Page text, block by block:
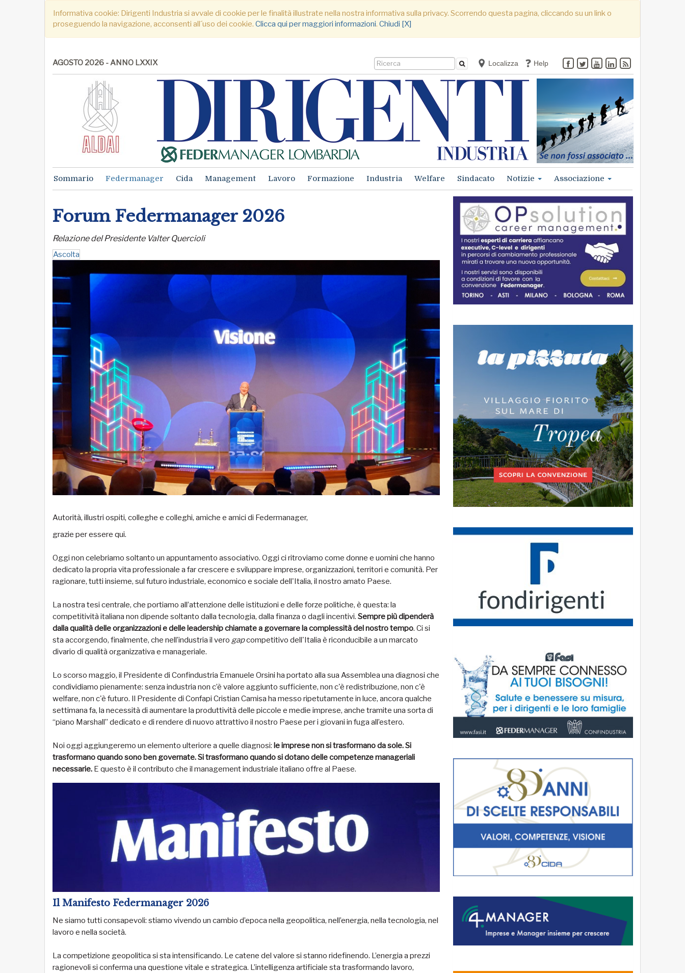
Informativa cookie: Dirigenti Industria si avvale di cookie per le finalità illustrate nella nostra informativa sulla privacy. Scorrendo questa pagina, cliccando su un link o
proseguendo la navigazione, acconsenti all´uso dei cookie. Clicca qui per maggiori informazioni. Chiudi [X]
AGOSTO 2026 - ANNO LXXIX Localizza Help
Sommario Federmanager Cida Management Lavoro Formazione Industria Welfare Sindacato Notizie Associazione
Forum Federmanager 2026
Relazione del Presidente Valter Quercioli
Ascolta
Autorità, illustri ospiti, colleghe e colleghi, amiche e amici di Federmanager,
grazie per essere qui.
Oggi non celebriamo soltanto un appuntamento associativo. Oggi ci ritroviamo come donne e uomini che hanno
dedicato la propria vita professionale a far crescere e sviluppare imprese, organizzazioni, territori e comunità. Per
ragionare, tutti insieme, sul futuro industriale, economico e sociale dell'Italia, il nostro amato Paese.
La nostra tesi centrale, che portiamo all’attenzione delle istituzioni e delle forze politiche, è questa: la
competitività italiana non dipende soltanto dalla tecnologia, dalla finanza o dagli incentivi. Sempre più dipenderà
dalla qualità delle organizzazioni e delle leadership chiamate a governare la complessità del nostro tempo. Ci si
sta accorgendo, finalmente, che nell’industria il vero gapcompetitivo dell'Italia è riconducibile a un marcato
divario di qualità organizzativa e manageriale.
Lo scorso maggio, il Presidente di Confindustria Emanuele Orsini ha portato alla sua Assemblea una diagnosi che
condividiamo pienamente: senza industria non c’è valore aggiunto sufficiente, non c'è redistribuzione, non c'è
welfare, non c'è futuro. Il Presidente di Confapi Cristian Camisa ha messo ripetutamente in luce, ancora qualche
settimana fa, la necessità di aumentare la produttività delle piccole e medie imprese, anche tramite una sorta di
“piano Marshall” dedicato e di rendere di nuovo attrattivo il nostro Paese per i giovani in fuga all’estero.
Noi oggi aggiungeremo un elemento ulteriore a quelle diagnosi: le imprese non si trasformano da sole. Si
trasformano quando sono ben governate. Si trasformano quando si dotano delle competenze manageriali
necessarie. E questo è il contributo che il management industriale italiano offre al Paese.
Il Manifesto Federmanager 2026
Ne siamo tutti consapevoli: stiamo vivendo un cambio d’epoca nella geopolitica, nell’energia, nella tecnologia, nel
lavoro e nella società.
La competizione geopolitica si sta intensificando. Le catene del valore si stanno ridefinendo. L’energia a prezzi
ragionevoli si conferma una questione vitale e strategica. L’intelligenza artificiale sta trasformando lavoro,